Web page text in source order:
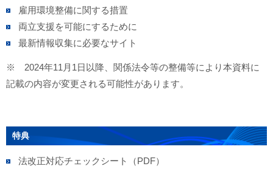
雇用環境整備に関する措置
両立支援を可能にするために
最新情報収集に必要なサイト
※ 2024年11月1日以降、関係法令等の整備等により本資料に
記載の内容が変更される可能性があります。
特典
法改正対応チェックシート（PDF）